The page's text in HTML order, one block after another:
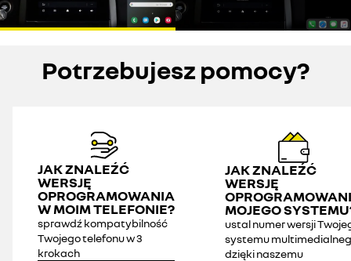
odznacz wszystkie
Potrzebujesz pomocy?
JAK ZNALEŹĆ
WERSJĘ
OPROGRAMOWANIA
W MOIM TELEFONIE?
sprawdź kompatybilność
Twojego telefonu w 3
krokach
JAK ZNALEŹĆ
WERSJĘ
MOJEGO
ustal numer wersji
systemu
dzięki naszemu